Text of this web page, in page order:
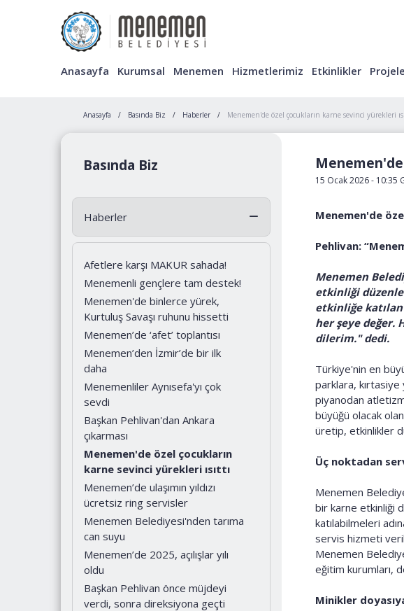
Anasayfa Kurumsal Menemen Hizmetlerimiz Etkinlikler
Anasayfa Basında Biz Haberler Menemen'de özel çocukların karne sevinci yürekleri
Basında Biz
Haberler
Afetlere karşı MAKUR sahada!
Menemenli gençlere tam destek!
Menemen'de binlerce yürek,
Kurtuluş Savaşı ruhunu hissetti
Menemen’de ‘afet’ toplantısı
Menemen’den İzmir’de bir ilk
daha
Menemenliler Aynısefa'yı çok
sevdi
Başkan Pehlivan'dan Ankara
çıkarması
Menemen'de özel çocukların
karne sevinci yürekleri ısıttı
Menemen’de ulaşımın yıldızı
ücretsiz ring servisler
Menemen Belediyesi'nden tarıma
can suyu
Menemen’de 2025, açılışlar yılı
oldu
Başkan Pehlivan önce müjdeyi
verdi, sonra direksiyona geçti
Menemen'de
15 Ocak 2026 - 10:35
Menemen'de
Pehlivan:
Menemen
etkinliği
etkinliğe katılan
her şeye değer.
dilerim." dedi.
Türkiye'nin en
parklara, kırtasiye
piyanodan
büyüğü olacak
üretip, etkinlikler
Üç noktadan
Menemen
bir karne etkinliği
katılabilmeleri
servis hizmeti
Menemen
eğitim kurumları,
Minikler